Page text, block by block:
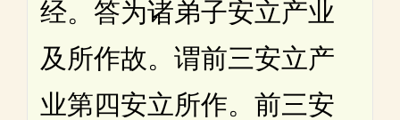
经。答为诸弟子安立产业
及所作故。谓前三安立产
业第四安立所作。前三安